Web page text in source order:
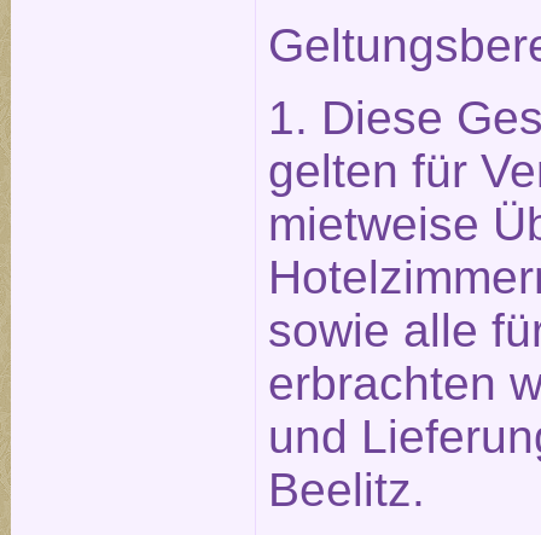
1. Diese
gelten für
mietweise
sowie alle
erbrachten
und
Beelitz.